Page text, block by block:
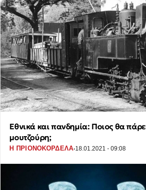
Εθνικά και πανδημία: Ποιος θα
μουτζούρη;
Η ΠΡΙΟΝΟΚΟΡΔΕΛΑ·18.01.2021 - 09:08